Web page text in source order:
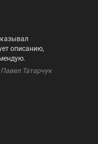
описанию,
Павел Татарчук